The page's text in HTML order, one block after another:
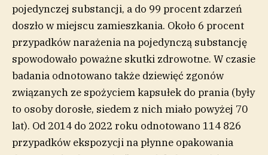
pojedynczej substancji, a do 99 procent zdarzeń
doszło w miejscu zamieszkania. Około 6 procent
przypadków narażenia na pojedynczą substancję
spowodowało poważne skutki zdrowotne. W czasie
badania odnotowano także dziewięć zgonów
związanych ze spożyciem kapsułek do prania (były
to osoby dorosłe, siedem z nich miało powyżej 70
lat). Od 2014 do 2022 roku odnotowano 114 826
przypadków ekspozycji na płynne opakowania